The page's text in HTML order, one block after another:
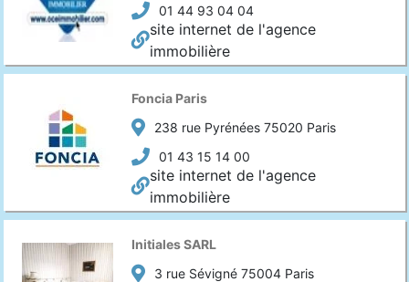
01 44 93 04 04
site internet de l'agence
immobilière
Foncia Paris
238 rue Pyrénées 75020 Paris
01 43 15 14 00
site internet de l'agence
immobilière
Initiales SARL
3 rue Sévigné 75004 Paris